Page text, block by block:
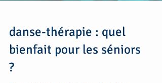
danse-thérapie : quel
bienfait pour les séniors